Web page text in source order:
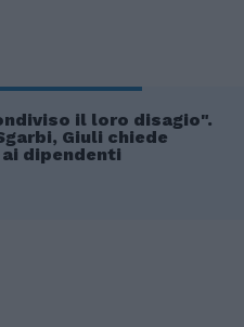
il loro disagio".
Giuli chiede
dipendenti